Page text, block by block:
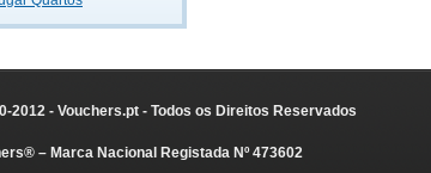
2012 - Vouchers.pt - Todos os Direitos Reservados
– Marca Nacional Registada Nº 473602